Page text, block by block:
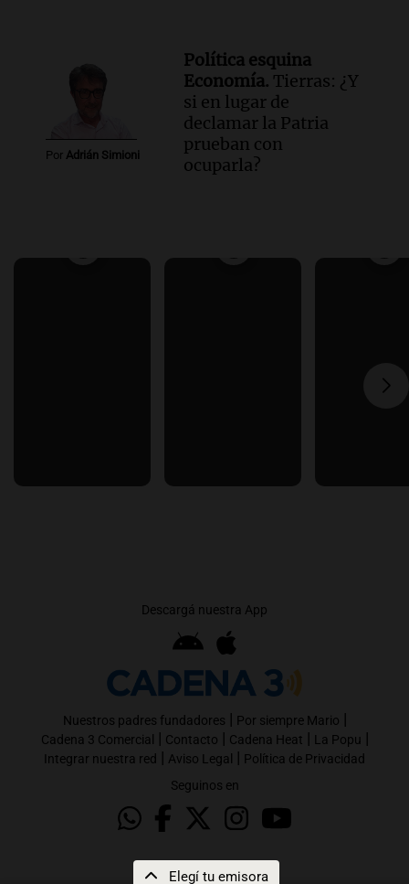
Elegí tu emisora
Por Adrián Simioni
Política esquina
Economía. Tierras: ¿Y
si en lugar de
declamar la Patria
prueban con
ocuparla?
Descargá nuestra App
Nuestros padres fundadores | Por siempre Mario |
Cadena 3 Comercial | Contacto | Cadena Heat | La Popu |
Integrar nuestra red | Aviso Legal | Política de Privacidad
Seguinos en